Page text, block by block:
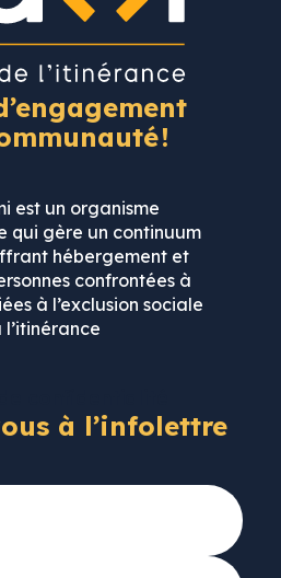
!
est un organisme
qui gère un continuum
hébergement et
confrontées à
à l’exclusion sociale
l’itinérance
à l’infolettre
Ajouter votre CV +